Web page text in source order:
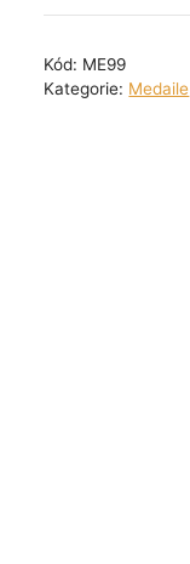
Kód: ME99
Kategorie: Medaile